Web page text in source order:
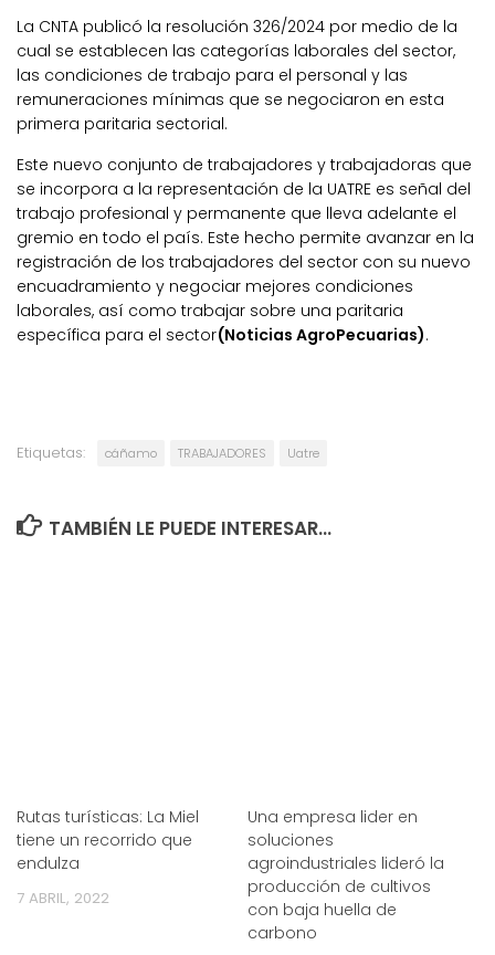
La CNTA publicó la resolución 326/2024 por medio de la
cual se establecen las categorías laborales del sector,
las condiciones de trabajo para el personal y las
remuneraciones mínimas que se negociaron en esta
primera paritaria sectorial.
Este nuevo conjunto de trabajadores y trabajadoras que
se incorpora a la representación de la UATRE es señal del
trabajo profesional y permanente que lleva adelante el
gremio en todo el país. Este hecho permite avanzar en la
registración de los trabajadores del sector con su nuevo
encuadramiento y negociar mejores condiciones
laborales, así como trabajar sobre una paritaria
específica para el sector(Noticias AgroPecuarias).
Etiquetas: cáñamo TRABAJADORES Uatre
TAMBIÉN LE PUEDE INTERESAR...
Rutas turísticas: La Miel
tiene un recorrido que
endulza
7 ABRIL, 2022
Una empresa lider en
soluciones
agroindustriales lideró la
producción de cultivos
con baja huella de
carbono